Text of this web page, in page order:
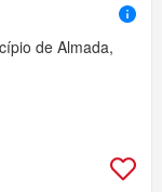
de Almada,